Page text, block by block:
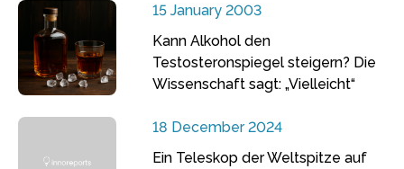
15 January 2003
Kann Alkohol den
Testosteronspiegel steigern? Die
Wissenschaft sagt: „Vielleicht“
18 December 2024
Ein Teleskop der Weltspitze auf